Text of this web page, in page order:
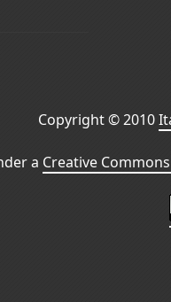
Copyright © 2010
a Creative